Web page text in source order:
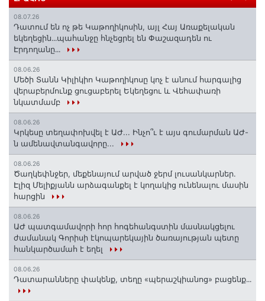
08.07.26
Դատում են ոչ թե Կաթողիկոսին, այլ Հայ Առաքելական
եկեղեցին․․․պահանջը հնչեցրել են Փաշազադեն ու
Էրդողանը․․․
08.06.26
Մեծի Տանն Կիլիկիո Կաթողիկոսը կոչ է անում հարգալից
վերաբերմունք ցուցաբերել Եկեղեցու և Վեհափառի
նկատմամբ
08.06.26
Կրկեսը տեղափոխվել է ԱԺ... Ինչո՞ւ է այս գումարման ԱԺ-
ն ամենավտանգավորը...
08.06.26
Ծաղկեփնջեր, մեքենայում արված ջերմ լուսանկարներ.
Էլիզ Մելիքյանն արձագանքել է կողակից ունենալու մասին
հարցին
08.06.26
ԱԺ պատգամավորի հոր հոգեհանգստին մասնակցելու
ժամանակ Գորիսի էկոպարեկային ծառայության պետը
հանկարծամահ է եղել
08.06.26
Դատարանները փակենք, տեղը «պերաշկիանոց» բացենք․․․